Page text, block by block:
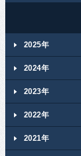
2025年
2024年
2023年
2022年
2021年